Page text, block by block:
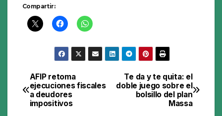
Compartir:
Navegación
de
Te da y te quita: el
doble juego sobre el
bolsillo del plan
Massa
AFIP retoma
ejecuciones fiscales
a deudores
impositivos